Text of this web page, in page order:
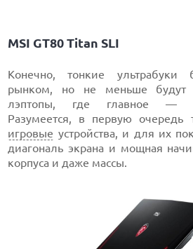
MSI GT80 Titan SLI
Конечно, тонкие ультрабуки
рынком, но не меньше будут
лэптопы, где главное —
Разумеется, в первую
игровые устройства, и для их
диагональ экрана и мощная
корпуса и даже массы.